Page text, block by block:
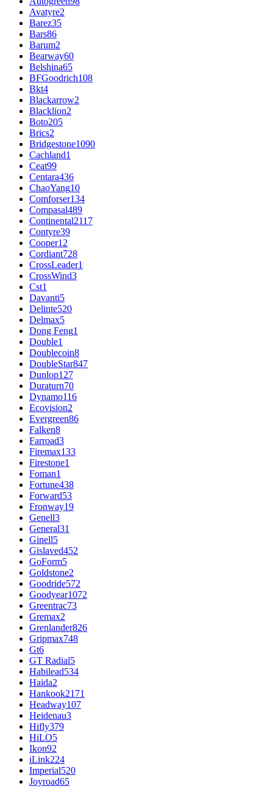
Avatyre2
Barez35
Bars86
Barum2
Bearway60
Belshina65
BFGoodrich108
Bkt4
Blackarrow2
Blacklion2
Boto205
Brics2
Bridgestone1090
Cachland1
Ceat99
Centara436
ChaoYang10
Comforser134
Compasal489
Continental2117
Contyre39
Cooper12
Cordiant728
CrossLeader1
CrossWind3
Cst1
Davanti5
Delinte520
Delmax5
Dong Feng1
Double1
Doublecoin8
DoubleStar847
Dunlop127
Duraturn70
Dynamo116
Ecovision2
Evergreen86
Falken8
Farroad3
Firemax133
Firestone1
Foman1
Fortune438
Forward53
Fronway19
Genell3
General31
Ginell5
Gislaved452
GoForm5
Goldstone2
Goodride572
Goodyear1072
Greentrac73
Gremax2
Grenlander826
Gripmax748
Gt6
GT Radial5
Habilead534
Haida2
Hankook2171
Headway107
Heidenau3
Hifly379
HiLO5
Ikon92
iLink224
Imperial520
Joyroad65